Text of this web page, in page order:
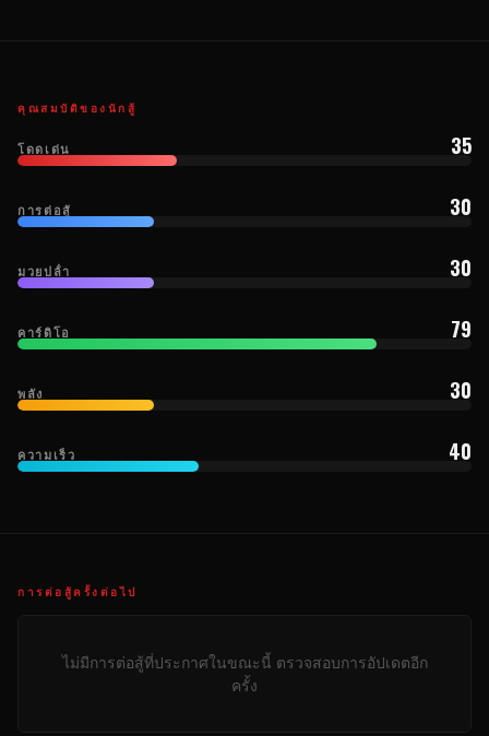
คุณสมบัติของนักสู้
โดดเด่น 35
การต่อสู้ 30
มวยปล้ํา 30
คาร์ดิโอ 79
พลัง 30
ความเร็ว 40
การต่อสู้ครั้งต่อไป
ไม่มีการต่อสู้ที่ประกาศในขณะนี้ ตรวจสอบการอัปเดตอีก
ครั้ง